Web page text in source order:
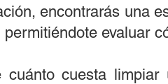
encontrarás una
evaluar
cuánto cuesta